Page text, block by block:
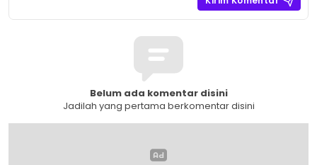
Belum ada komentar disini
Jadilah yang pertama berkomentar disini